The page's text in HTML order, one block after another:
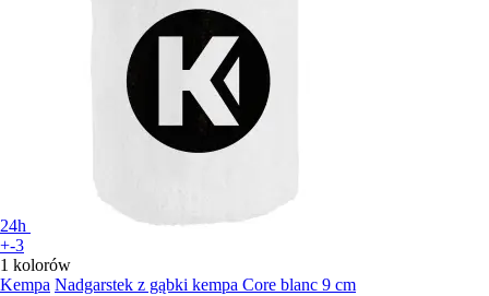
24h
+-3
1 kolorów
Kempa Nadgarstek z gąbki kempa Core blanc 9 cm